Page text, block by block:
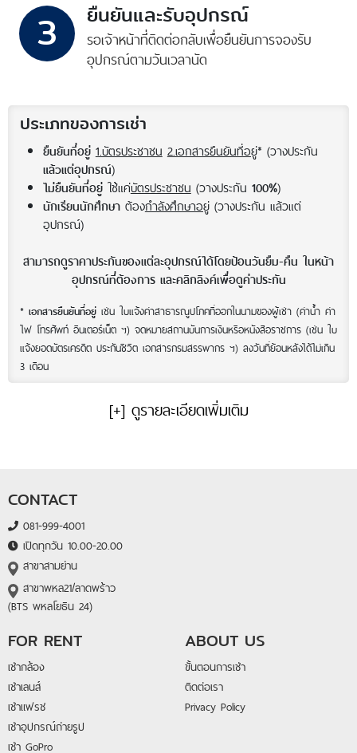
3 ยืนยันและรับอุปกรณ์
รอเจ้าหน้าที่ติดต่อกลับเพื่อยืนยันการจองรับ
อุปกรณ์ตามวันเวลานัด
ประเภทของการเช่า
ยืนยันที่อยู่ 1.บัตรประชาชน 2.เอกสารยืนยันที่อยู่* (วางประกัน
แล้วแต่อุปกรณ์)
ไม่ยืนยันที่อยู่ใช้แค่บัตรประชาชน(วางประกัน 100%)
นักเรียนนักศึกษาต้องกำลังศึกษาอยู่(วางประกัน แล้วแต่
อุปกรณ์)
สามารถดูราคาประกันของแต่ละอุปกรณ์ได้โดยป้อนวันยืม-คืน ในหน้า
อุปกรณ์ที่ต้องการ และคลิกลิงค์เพื่อดูค่าประกัน
* เอกสารยืนยันที่อยู่ เช่น ใบแจ้งค่าสาธารณูปโภคที่ออกในนามของผู้เช่า (ค่าน้ำ ค่า
ไฟ โทรศัพท์ อินเตอร์เน็ต ฯ) จดหมายสถานบันการเงินหรือหนังสือราชการ (เช่น ใบ
แจ้งยอดบัตรเครดิต ประกันชีวิต เอกสารกรมสรรพากร ฯ) ลงวันที่ย้อนหลังได้ไม่เกิน
3 เดือน
[+] ดูรายละเอียดเพิ่มเติม
CONTACT
081-999-4001
เปิดทุกวัน 10.00-20.00
สาขาสามย่าน
สาขาพหล21/ลาดพร้าว
(BTS พหลโยธิน 24)
FOR RENT
เช่ากล้อง
เช่าเลนส์
เช่าแฟรช
เช่าอุปกรณ์ถ่ายรูป
เช่า GoPro
ABOUT US
ขั้นตอนการเช่า
ติดต่อเรา
Privacy Policy